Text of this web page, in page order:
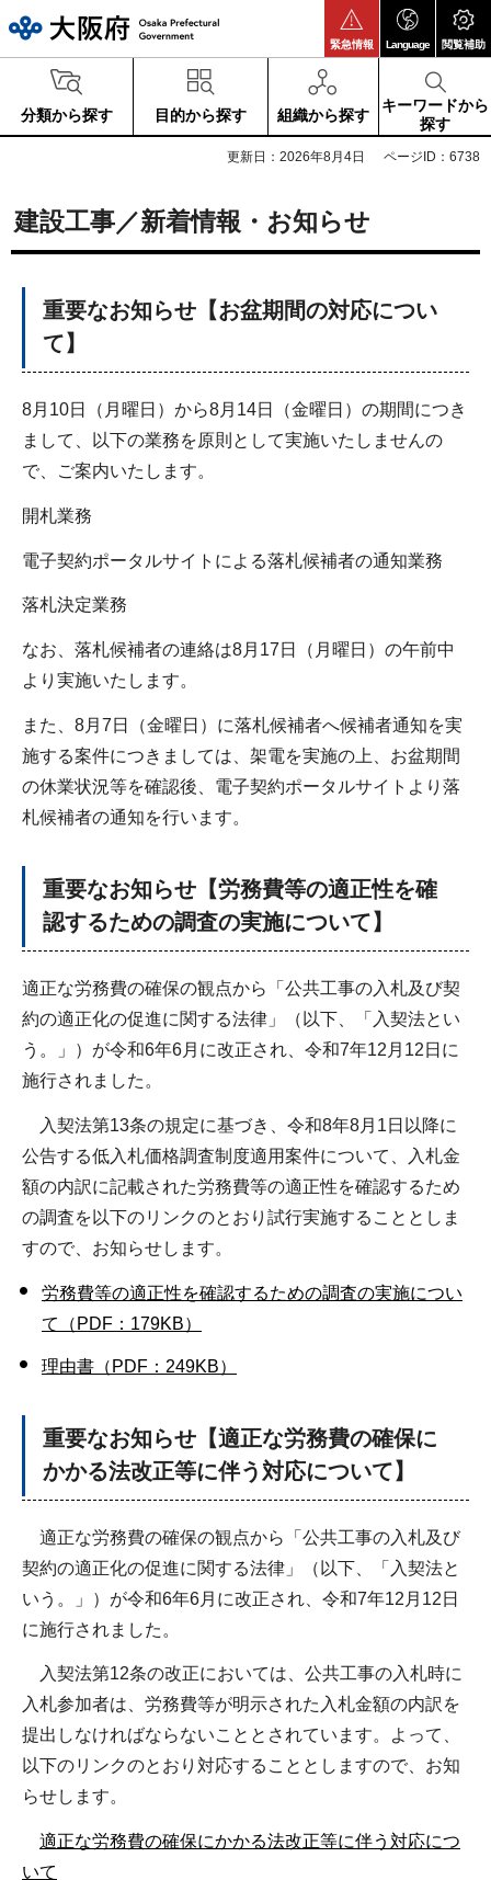
緊急情報 Language 閲覧補助
分類から探す 目的から探す 組織から探す
キーワードから
探す
更新日：2026年8月4日 ページID：6738
建設工事／新着情報・お知らせ
重要なお知らせ【お盆期間の対応につい
て】
8月10日（月曜日）から8月14日（金曜日）の期間につき
まして、以下の業務を原則として実施いたしませんの
で、ご案内いたします。
開札業務
電子契約ポータルサイトによる落札候補者の通知業務
落札決定業務
なお、落札候補者の連絡は8月17日（月曜日）の午前中
より実施いたします。
また、8月7日（金曜日）に落札候補者へ候補者通知を実
施する案件につきましては、架電を実施の上、お盆期間
の休業状況等を確認後、電子契約ポータルサイトより落
札候補者の通知を行います。
重要なお知らせ【労務費等の適正性を確
認するための調査の実施について】
適正な労務費の確保の観点から「公共工事の入札及び契
約の適正化の促進に関する法律」（以下、「入契法とい
う。」）が令和6年6月に改正され、令和7年12月12日に
施行されました。
入契法第13条の規定に基づき、令和8年8月1日以降に
公告する低入札価格調査制度適用案件について、入札金
額の内訳に記載された労務費等の適正性を確認するため
の調査を以下のリンクのとおり試行実施することとしま
すので、お知らせします。
労務費等の適正性を確認するための調査の実施につい
て（PDF：179KB）
理由書（PDF：249KB）
重要なお知らせ【適正な労務費の確保に
かかる法改正等に伴う対応について】
適正な労務費の確保の観点から「公共工事の入札及び
契約の適正化の促進に関する法律」（以下、「入契法と
いう。」）が令和6年6月に改正され、令和7年12月12日
に施行されました。
入契法第12条の改正においては、公共工事の入札時に
入札参加者は、労務費等が明示された入札金額の内訳を
提出しなければならないこととされています。よって、
以下のリンクのとおり対応することとしますので、お知
らせします。
適正な労務費の確保にかかる法改正等に伴う対応につ
いて